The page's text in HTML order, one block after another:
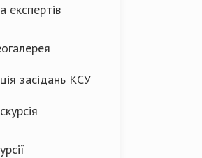
експертів
засідань КСУ